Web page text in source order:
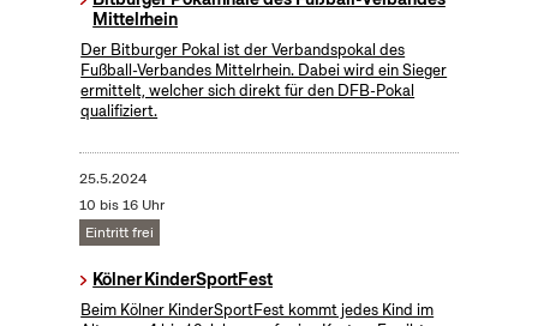
Mittelrhein
Der Bitburger Pokal ist der Verbandspokal des
Fußball-Verbandes Mittelrhein. Dabei wird ein Sieger
ermittelt, welcher sich direkt für den DFB-Pokal
qualifiziert.
25.5.2024
10 bis 16 Uhr
Eintritt frei
Kölner KinderSportFest
Beim Kölner KinderSportFest kommt jedes Kind im